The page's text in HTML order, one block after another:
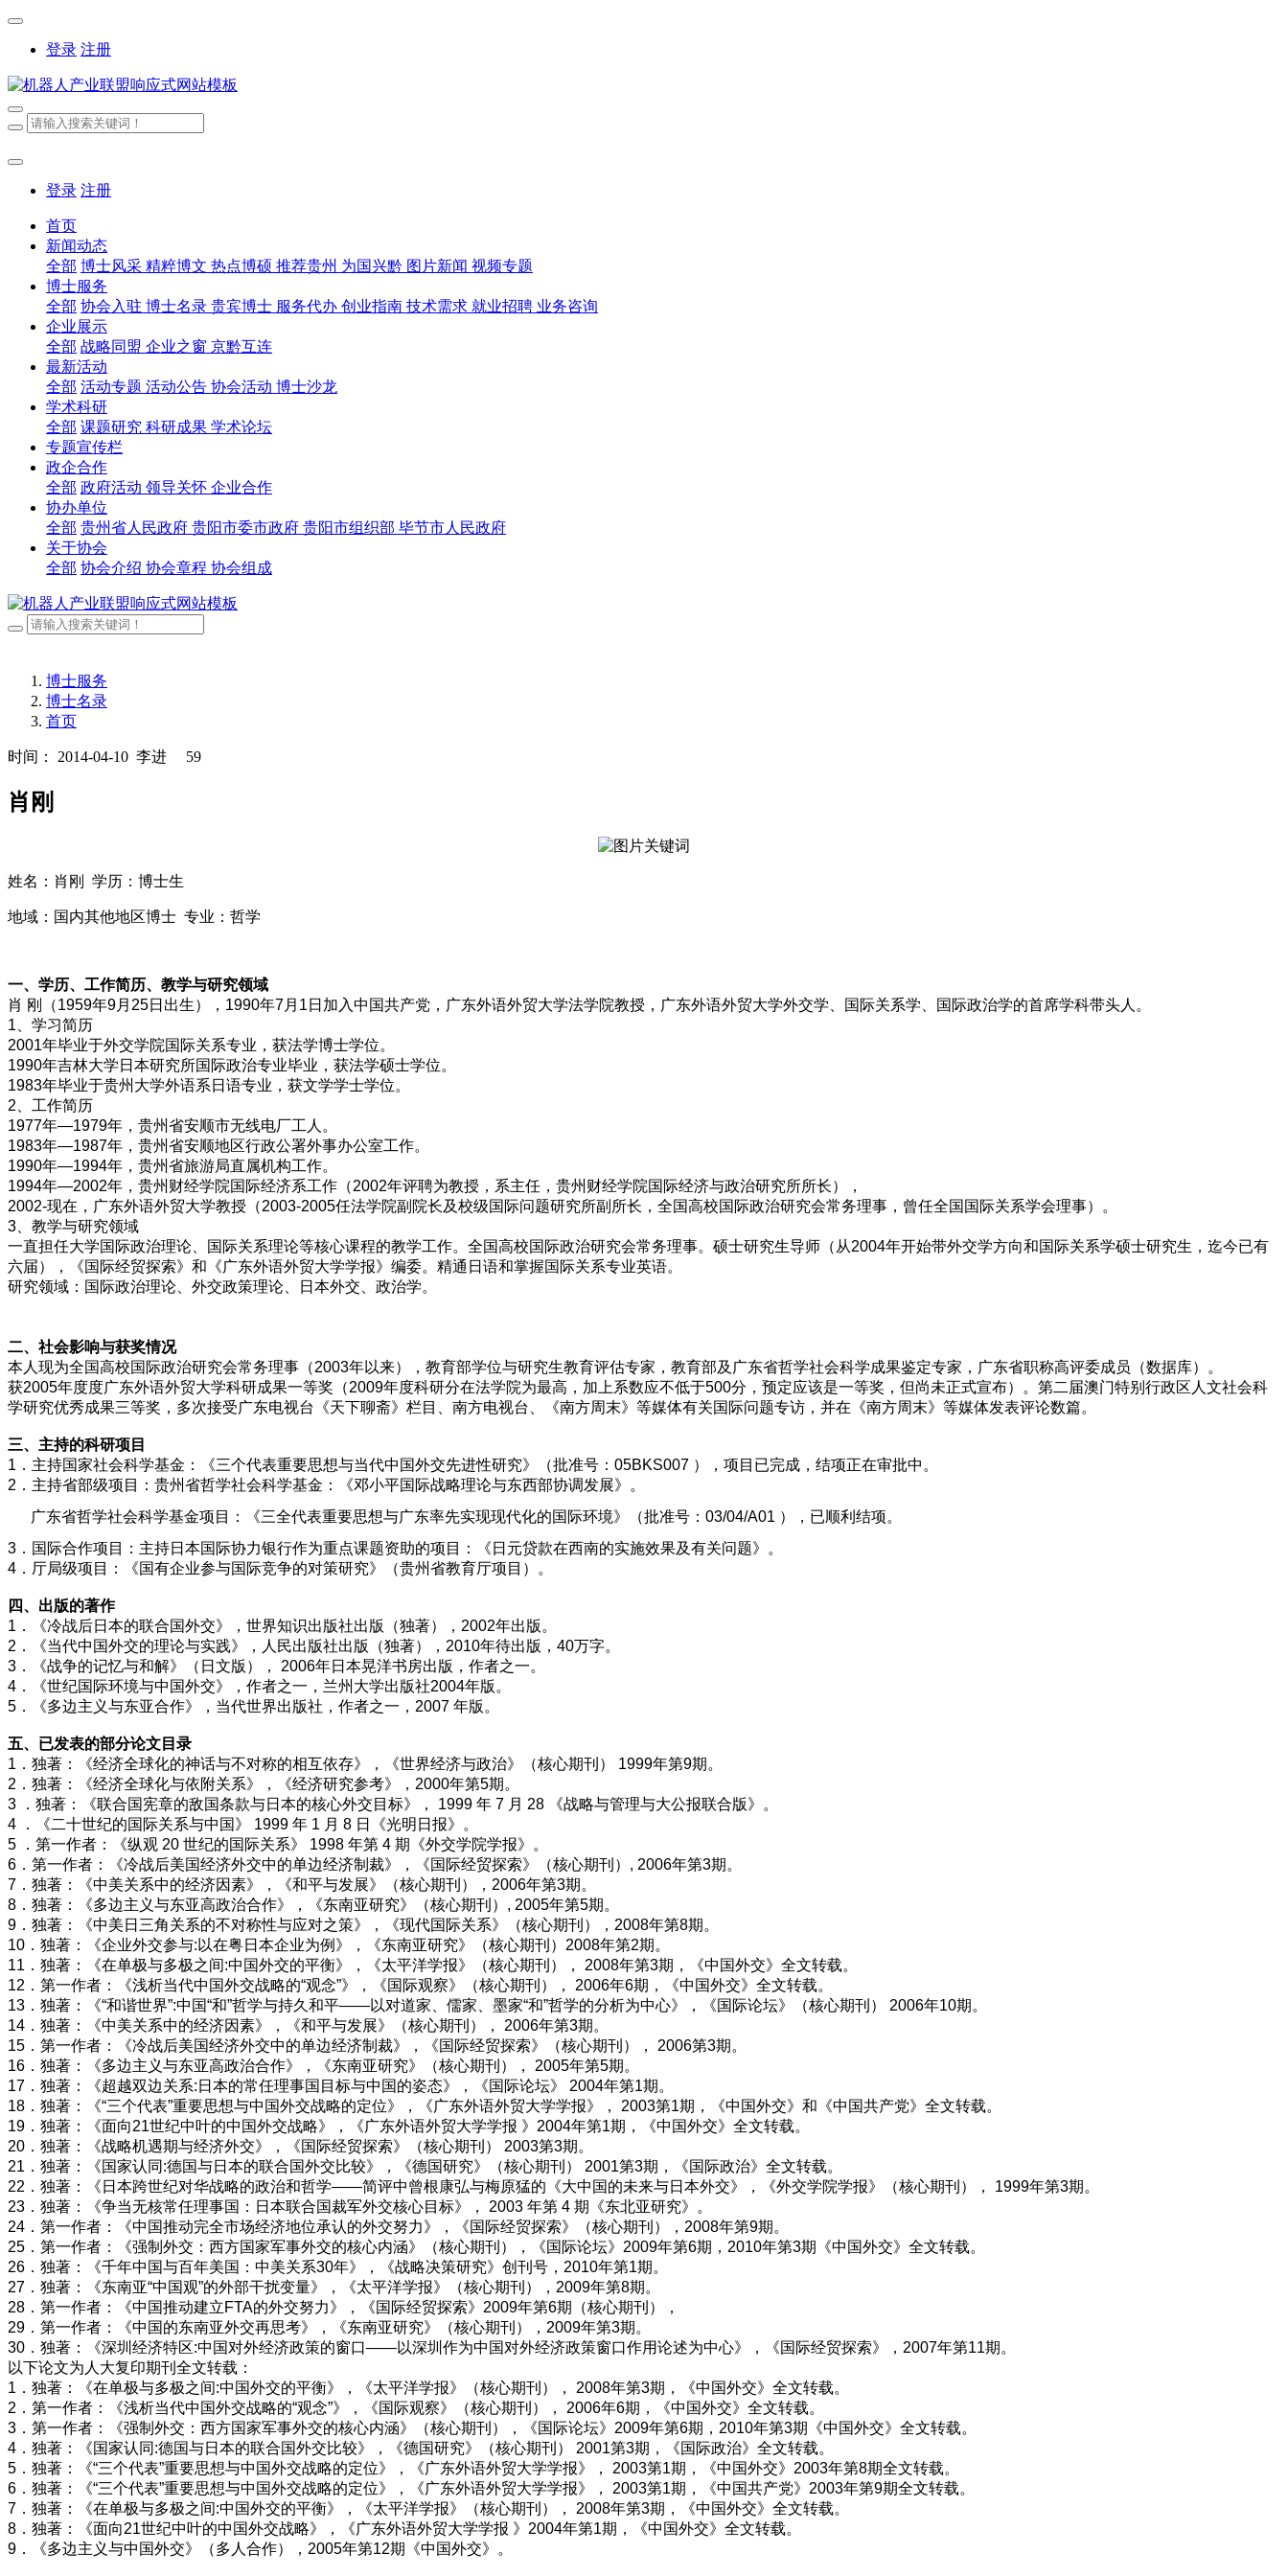
登录 注册
登录 注册
首页
新闻动态
全部 博士风采 精粹博文 热点博硕 推荐贵州 为国兴黔 图片新闻 视频专题
博士服务
全部 协会入驻 博士名录 贵宾博士 服务代办 创业指南 技术需求 就业招聘 业务咨询
企业展示
全部 战略同盟 企业之窗 京黔互连
最新活动
全部 活动专题 活动公告 协会活动 博士沙龙
学术科研
全部 课题研究 科研成果 学术论坛
专题宣传栏
政企合作
全部 政府活动 领导关怀 企业合作
协办单位
全部 贵州省人民政府 贵阳市委市政府 贵阳市组织部 毕节市人民政府
关于协会
全部 协会介绍 协会章程 协会组成
博士服务
博士名录
首页
时间： 2014-04-10 李进 59
肖刚
姓名：肖刚 学历：博士生
地域：国内其他地区博士 专业：哲学
一、学历、工作简历、教学与研究领域
肖 刚（1959年9月25日出生），1990年7月1日加入中国共产党，广东外语外贸大学法学院教授，广东外语外贸大学外交学、国际关系学、国际政治学的首席学科带头人。
1、学习简历
2001年毕业于外交学院国际关系专业，获法学博士学位。
1990年吉林大学日本研究所国际政治专业毕业，获法学硕士学位。
1983年毕业于贵州大学外语系日语专业，获文学学士学位。
2、工作简历
1977年—1979年，贵州省安顺市无线电厂工人。
1983年—1987年，贵州省安顺地区行政公署外事办公室工作。
1990年—1994年，贵州省旅游局直属机构工作。
1994年—2002年，贵州财经学院国际经济系工作（2002年评聘为教授，系主任，贵州财经学院国际经济与政治研究所所长），
2002-现在，广东外语外贸大学教授（2003-2005任法学院副院长及校级国际问题研究所副所长，全国高校国际政治研究会常务理事，曾任全国国际关系学会理事）。
3、教学与研究领域
一直担任大学国际政治理论、国际关系理论等核心课程的教学工作。全国高校国际政治研究会常务理事。硕士研究生导师（从2004年开始带外交学方向和国际关系学硕士研究生，迄今已有
六届），《国际经贸探索》和《广东外语外贸大学学报》编委。精通日语和掌握国际关系专业英语。
研究领域：国际政治理论、外交政策理论、日本外交、政治学。
二、社会影响与获奖情况
本人现为全国高校国际政治研究会常务理事（2003年以来），教育部学位与研究生教育评估专家，教育部及广东省哲学社会科学成果鉴定专家，广东省职称高评委成员（数据库）。
获2005年度度广东外语外贸大学科研成果一等奖（2009年度科研分在法学院为最高，加上系数应不低于500分，预定应该是一等奖，但尚未正式宣布）。第二届澳门特别行政区人文社会科
学研究优秀成果三等奖，多次接受广东电视台《天下聊斋》栏目、南方电视台、《南方周末》等媒体有关国际问题专访，并在《南方周末》等媒体发表评论数篇。
三、主持的科研项目
1．主持国家社会科学基金：《三个代表重要思想与当代中国外交先进性研究》（批准号：05BKS007 ），项目已完成，结项正在审批中。
2．主持省部级项目：贵州省哲学社会科学基金：《邓小平国际战略理论与东西部协调发展》。
广东省哲学社会科学基金项目：《三全代表重要思想与广东率先实现现代化的国际环境》（批准号：03/04/A01 ），已顺利结项。
3．国际合作项目：主持日本国际协力银行作为重点课题资助的项目：《日元贷款在西南的实施效果及有关问题》。
4．厅局级项目：《国有企业参与国际竞争的对策研究》（贵州省教育厅项目）。
四、出版的著作
1．《冷战后日本的联合国外交》，世界知识出版社出版（独著），2002年出版。
2．《当代中国外交的理论与实践》，人民出版社出版（独著），2010年待出版，40万字。
3．《战争的记忆与和解》（日文版）， 2006年日本晃洋书房出版，作者之一。
4．《世纪国际环境与中国外交》，作者之一，兰州大学出版社2004年版。
5．《多边主义与东亚合作》，当代世界出版社，作者之一，2007 年版。
五、已发表的部分论文目录
1．独著：《经济全球化的神话与不对称的相互依存》，《世界经济与政治》（核心期刊） 1999年第9期。
2．独著：《经济全球化与依附关系》，《经济研究参考》，2000年第5期。
3 ．独著：《联合国宪章的敌国条款与日本的核心外交目标》， 1999 年 7 月 28 《战略与管理与大公报联合版》。
4 ．《二十世纪的国际关系与中国》 1999 年 1 月 8 日《光明日报》。
5 ．第一作者：《纵观 20 世纪的国际关系》 1998 年第 4 期《外交学院学报》。
6．第一作者：《冷战后美国经济外交中的单边经济制裁》，《国际经贸探索》（核心期刊）, 2006年第3期。
7．独著：《中美关系中的经济因素》，《和平与发展》（核心期刊），2006年第3期。
8．独著：《多边主义与东亚高政治合作》，《东南亚研究》（核心期刊）, 2005年第5期。
9．独著：《中美日三角关系的不对称性与应对之策》，《现代国际关系》（核心期刊），2008年第8期。
10．独著：《企业外交参与:以在粤日本企业为例》，《东南亚研究》（核心期刊）2008年第2期。
11．独著：《在单极与多极之间:中国外交的平衡》，《太平洋学报》（核心期刊）， 2008年第3期，《中国外交》全文转载。
12．第一作者：《浅析当代中国外交战略的“观念”》，《国际观察》（核心期刊）， 2006年6期，《中国外交》全文转载。
13．独著：《“和谐世界”:中国“和”哲学与持久和平——以对道家、儒家、墨家“和”哲学的分析为中心》，《国际论坛》（核心期刊） 2006年10期。
14．独著：《中美关系中的经济因素》，《和平与发展》（核心期刊）， 2006年第3期。
15．第一作者：《冷战后美国经济外交中的单边经济制裁》，《国际经贸探索》（核心期刊）， 2006第3期。
16．独著：《多边主义与东亚高政治合作》，《东南亚研究》（核心期刊）， 2005年第5期。
17．独著：《超越双边关系:日本的常任理事国目标与中国的姿态》，《国际论坛》 2004年第1期。
18．独著：《“三个代表”重要思想与中国外交战略的定位》，《广东外语外贸大学学报》， 2003第1期，《中国外交》和《中国共产党》全文转载。
19．独著：《面向21世纪中叶的中国外交战略》，《广东外语外贸大学学报 》2004年第1期，《中国外交》全文转载。
20．独著：《战略机遇期与经济外交》，《国际经贸探索》（核心期刊） 2003第3期。
21．独著：《国家认同:德国与日本的联合国外交比较》，《德国研究》（核心期刊） 2001第3期，《国际政治》全文转载。
22．独著：《日本跨世纪对华战略的政治和哲学——简评中曾根康弘与梅原猛的《大中国的未来与日本外交》，《外交学院学报》（核心期刊）， 1999年第3期。
23．独著：《争当无核常任理事国：日本联合国裁军外交核心目标》， 2003 年第 4 期《东北亚研究》。
24．第一作者：《中国推动完全市场经济地位承认的外交努力》，《国际经贸探索》（核心期刊），2008年第9期。
25．第一作者：《强制外交：西方国家军事外交的核心内涵》（核心期刊），《国际论坛》2009年第6期，2010年第3期《中国外交》全文转载。
26．独著：《千年中国与百年美国：中美关系30年》，《战略决策研究》创刊号，2010年第1期。
27．独著：《东南亚“中国观”的外部干扰变量》，《太平洋学报》（核心期刊），2009年第8期。
28．第一作者：《中国推动建立FTA的外交努力》，《国际经贸探索》2009年第6期（核心期刊），
29．第一作者：《中国的东南亚外交再思考》，《东南亚研究》（核心期刊），2009年第3期。
30．独著：《深圳经济特区:中国对外经济政策的窗口——以深圳作为中国对外经济政策窗口作用论述为中心》，《国际经贸探索》，2007年第11期。
以下论文为人大复印期刊全文转载：
1．独著：《在单极与多极之间:中国外交的平衡》，《太平洋学报》（核心期刊）， 2008年第3期，《中国外交》全文转载。
2．第一作者：《浅析当代中国外交战略的“观念”》，《国际观察》（核心期刊）， 2006年6期，《中国外交》全文转载。
3．第一作者：《强制外交：西方国家军事外交的核心内涵》（核心期刊），《国际论坛》2009年第6期，2010年第3期《中国外交》全文转载。
4．独著：《国家认同:德国与日本的联合国外交比较》，《德国研究》（核心期刊） 2001第3期，《国际政治》全文转载。
5．独著：《“三个代表”重要思想与中国外交战略的定位》，《广东外语外贸大学学报》， 2003第1期，《中国外交》2003年第8期全文转载。
6．独著：《“三个代表”重要思想与中国外交战略的定位》，《广东外语外贸大学学报》， 2003第1期，《中国共产党》2003年第9期全文转载。
7．独著：《在单极与多极之间:中国外交的平衡》，《太平洋学报》（核心期刊）， 2008年第3期，《中国外交》全文转载。
8．独著：《面向21世纪中叶的中国外交战略》，《广东外语外贸大学学报 》2004年第1期，《中国外交》全文转载。
9．《多边主义与中国外交》（多人合作），2005年第12期《中国外交》。